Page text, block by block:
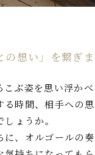
想い」を繋ぎま
ぶ姿を思い浮か
時間、相手への
ょうか。
、オルゴールの